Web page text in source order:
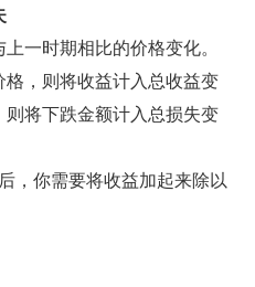
一时期相比的价格变化。
，则将收益计入总收益变
将下跌金额计入总损失变
，你需要将收益加起来除以